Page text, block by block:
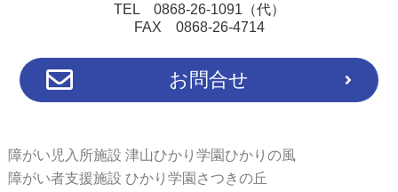
TEL 0868-26-1091（代）
FAX 0868-26-4714
お問合せ
障がい児入所施設 津山ひかり学園ひかりの風
障がい者支援施設 ひかり学園さつきの丘